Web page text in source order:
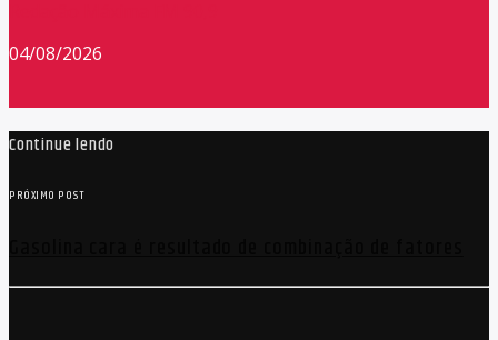
04/08/2026
Continue lendo
PRÓXIMO POST